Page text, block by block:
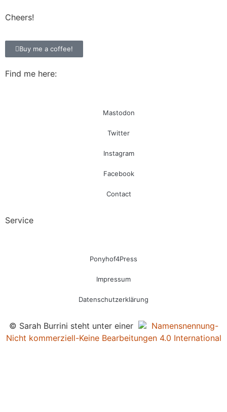
Cheers!
Buy me a coffee!
Find me here:
Mastodon
Twitter
Instagram
Facebook
Contact
Service
Ponyhof4Press
Impressum
Datenschutzerklärung
© Sarah Burrini steht unter einer
Namensnennung-
Nicht kommerziell-Keine Bearbeitungen 4.0 International